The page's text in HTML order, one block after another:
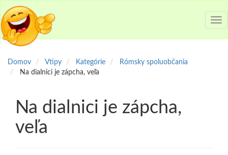
Domov Vtipy Kategórie
Rómsky spoluobčania
Na dialnici je zápcha, veľa
Na dialnici je zápcha,
veľa